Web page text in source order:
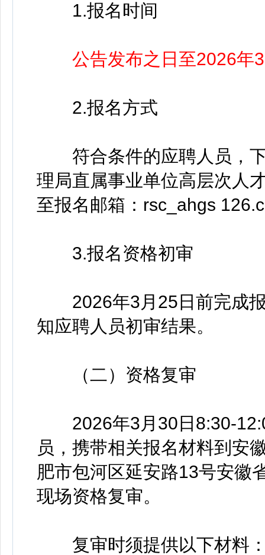
1.报名时间
公告发布之日至2026年
2.报名方式
符合条件的应聘人员，下
理局直属事业单位高层次人
至报名邮箱：rsc_ahgs
3.报名资格初审
2026年3月25日前完成报
知应聘人员初审结果。
（二）资格复审
2026年3月30日8:30-
员，携带相关报名材料到安
肥市包河区延安路13号安徽
现场资格复审。
复审时须提供以下材料：